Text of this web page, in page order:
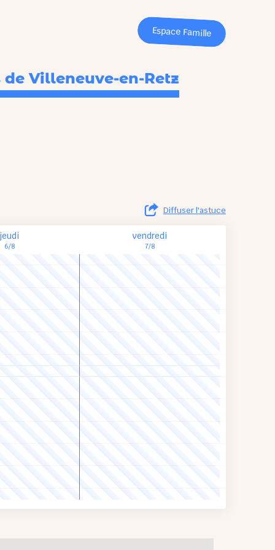
Espace Famille
Villeneuve-en-Retz
Diffuser l'astuce
jeudi
6/8
vendredi
7/8